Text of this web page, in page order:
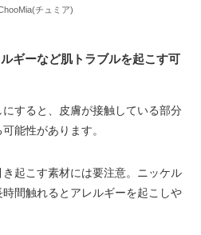
チュミア)
ギーなど肌トラブルを起こす可
すると、皮膚が接触している部分
能性があります。
起こす素材には要注意。ニッケル
間触れるとアレルギーを起こしや